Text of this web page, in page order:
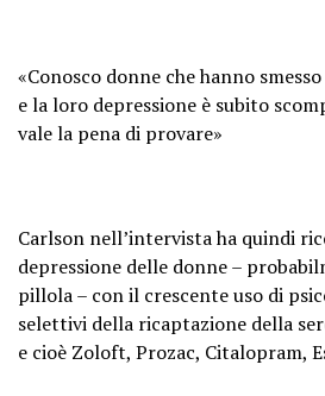
«Conosco donne che hanno
e la loro depressione è subito
vale la pena di provare»
Carlson nell’intervista ha quindi
depressione delle donne –
pillola – con il crescente uso di
selettivi della ricaptazione della
e cioè Zoloft, Prozac, Citalopram,